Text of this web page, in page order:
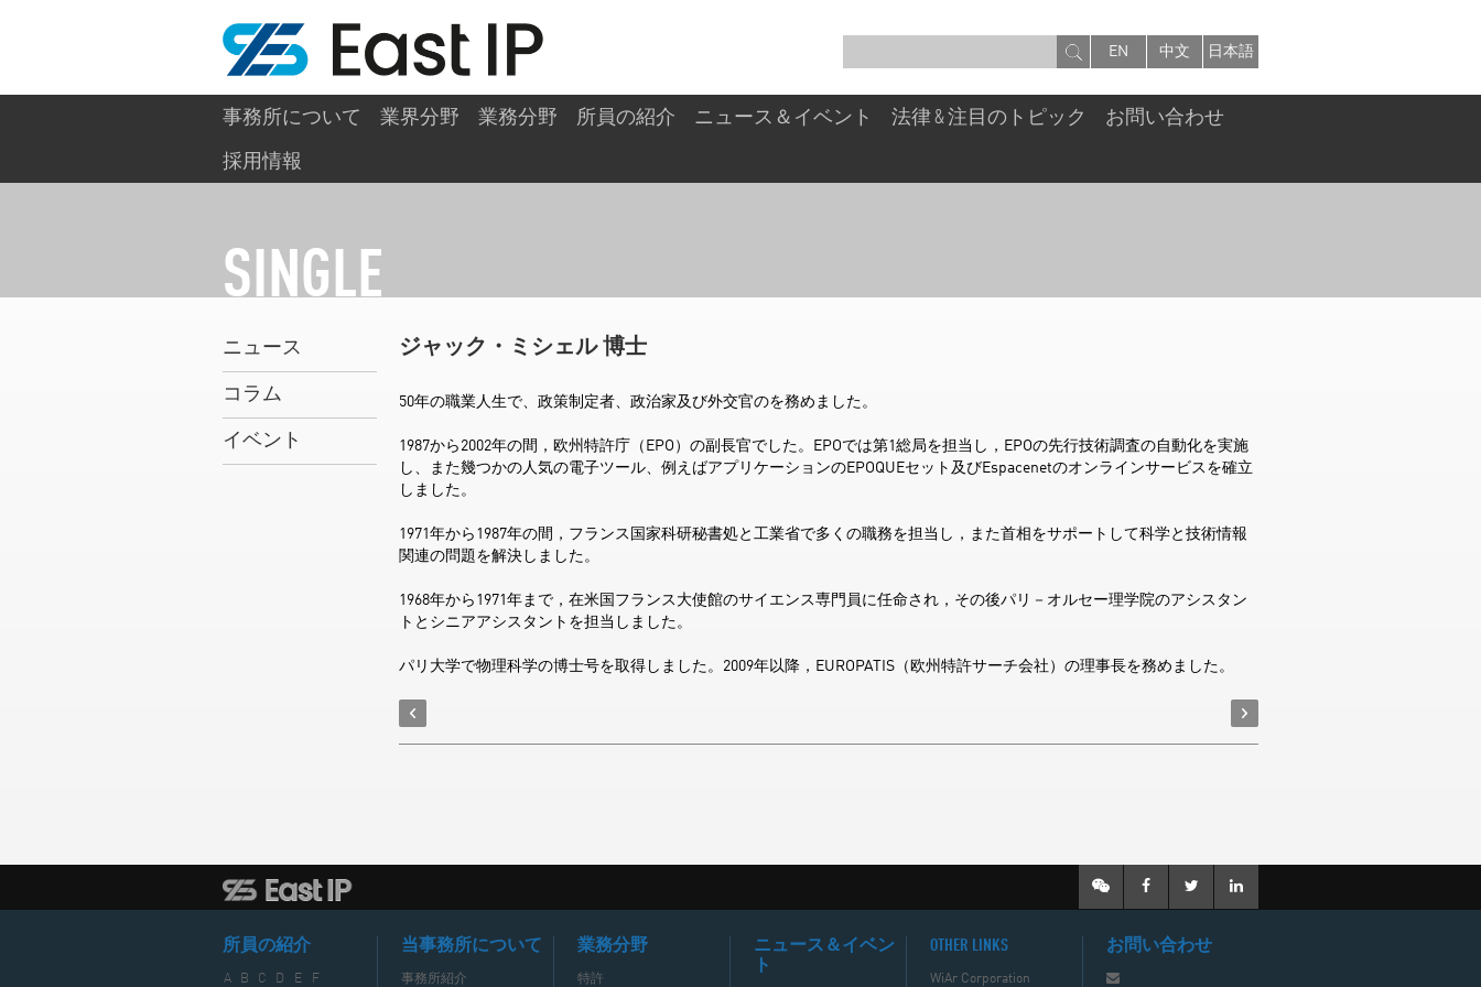
EN 中文 日本語
事務所について 業界分野 業務分野 所員の紹介 ニュース＆イベント 法律 & 注目のトピック お問い合わせ
採用情報
SINGLE
ニュース
コラム
イベント
ジャック・ミシェル 博士
50年の職業人生で、政策制定者、政治家及び外交官のを務めました。
1987から2002年の間，欧州特許庁（EPO）の副長官でした。EPOでは第1総局を担当し，EPOの先行技術調査の自動化を実施
し、また幾つかの人気の電子ツール、例えばアプリケーションのEPOQUEセット及びEspacenetのオンラインサービスを確立
しました。
1971年から1987年の間，フランス国家科研秘書処と工業省で多くの職務を担当し，また首相をサポートして科学と技術情報
関連の問題を解決しました。
1968年から1971年まで，在米国フランス大使館のサイエンス専門員に任命され，その後パリ－オルセー理学院のアシスタン
トとシニアアシスタントを担当しました。
パリ大学で物理科学の博士号を取得しました。2009年以降，EUROPATIS（欧州特許サーチ会社）の理事長を務めました。
所員の紹介
A B C D E F
当事務所について
事務所紹介
業務分野
特許
ニュース＆イベン
ト
OTHER LINKS
WiAr Corporation
お問い合わせ